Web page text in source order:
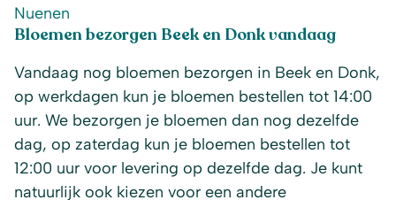
Nuenen
Bloemen bezorgen Beek en Donk vandaag
Vandaag nog bloemen bezorgen in Beek en Donk,
op werkdagen kun je bloemen bestellen tot 14:00
uur. We bezorgen je bloemen dan nog dezelfde
dag, op zaterdag kun je bloemen bestellen tot
12:00 uur voor levering op dezelfde dag. Je kunt
natuurlijk ook kiezen voor een andere